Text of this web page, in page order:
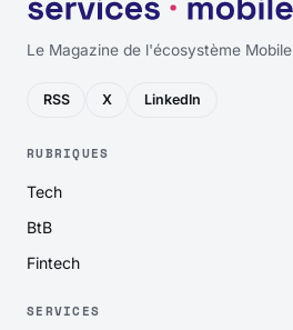
Le Magazine de l'écosystème Mobile
RSS X LinkedIn
RUBRIQUES
Tech
BtB
Fintech
SERVICES